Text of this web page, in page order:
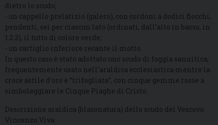
dietro lo scudo;
- un cappello prelatizio (galero), con cordoni a dodici fiocchi,
pendenti, sei per ciascun lato (ordinati, dall’alto in basso, in
1.2.3), il tutto di colore verde;
- un cartiglio inferiore recante il motto.
In questo caso è stato adottato uno scudo di foggia sannitica,
frequentemente usato nell’araldica ecclesiastica mentre la
croce astile d’oro è “trifogliata”, con cinque gemme rosse a
simboleggiare le Cinque Piaghe di Cristo.
Descrizione araldica (blasonatura) dello scudo del Vescovo
Vincenzo Viva